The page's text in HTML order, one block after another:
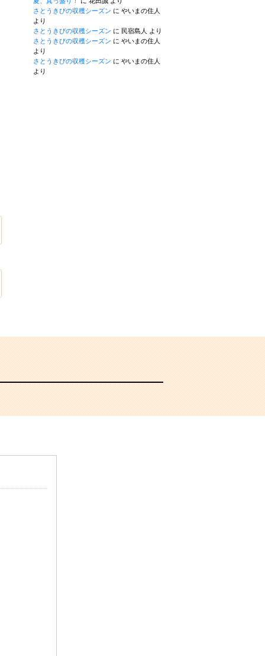
さとうきびの収穫シーズン に やいまの住人
より
さとうきびの収穫シーズン に 民宿島人
より
さとうきびの収穫シーズン に やいまの住人
より
さとうきびの収穫シーズン に やいまの住人
より